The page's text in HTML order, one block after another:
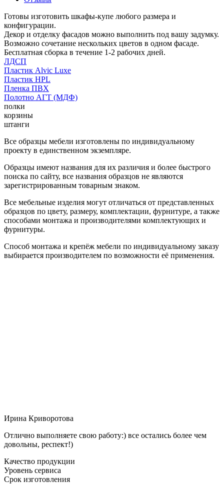
Готовы изготовить шкафы-купе любого размера и
конфигурации.
Декор и отделку фасадов можно выполнить под вашу задумку.
Возможно сочетание нескольких цветов в одном фасаде.
Бесплатная сборка в течение 1-2 рабочих дней.
ЛДСП
Пластик Alvic Luxe
Пластик HPL
Пленка ПВХ
Полотно АГТ (МДФ)
полки
корзины
штанги
Все образцы мебели изготовлены по индивидуальному
проекту в единственном экземпляре.
Образцы имеют названия для их различия и более быстрого
поиска по сайту, все названия образцов не являются
зарегистрированным товарным знаком.
Все мебельные изделия могут отличаться от представленных
образцов по цвету, размеру, комплектации, фурнитуре, а также
способами монтажа и производителями комплектующих и
фурнитуры.
Способ монтажа и крепёж мебели по индивидуальному заказу
выбирается производителем по возможности её применения.
Ирина Криворотова
Отлично выполняете свою работу:) все остались более чем
довольны, респект!)
Качество продукции
Уровень сервиса
Срок изготовления